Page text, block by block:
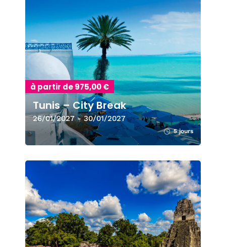
à partir de 975,00 €
Tunis – City Break
26/01/2027 - 30/01/2027
5 jours